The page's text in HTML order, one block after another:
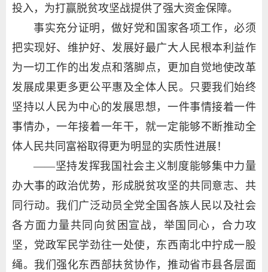
投入，为打赢脱贫攻坚战提供了强大资金保障。
事实充分证明，做好党和国家各项工作，必须
把实现好、维护好、发展好最广大人民根本利益作
为一切工作的出发点和落脚点，更加自觉地使改革
发展成果更多更公平惠及全体人民。只要我们始终
坚持以人民为中心的发展思想，一件事情接着一件
事情办，一年接着一年干，就一定能够不断推动全
体人民共同富裕取得更为明显的实质性进展！
——坚持发挥我国社会主义制度能够集中力量
办大事的政治优势，形成脱贫攻坚的共同意志、共
同行动。我们广泛动员全党全国各族人民以及社会
各方面力量共同向贫困宣战，举国同心，合力攻
坚，党政军民学劲往一处使，东西南北中拧成一股
绳。我们强化东西部扶贫协作，推动省市县各层面